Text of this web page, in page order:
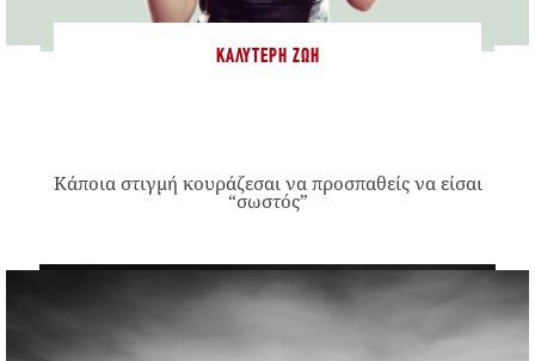
ΚΑΛΎΤΕΡΗ ΖΩΉ
Κάποια στιγμή κουράζεσαι να προσπαθείς να είσαι
“σωστός”